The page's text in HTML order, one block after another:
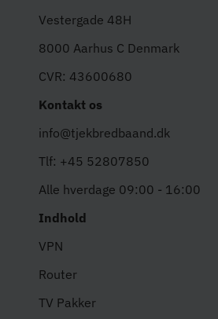
Vestergade 48H
8000 Aarhus C Denmark
CVR: 43600680
Kontakt os
info@tjekbredbaand.dk
Tlf: +45 52807850
Alle hverdage 09:00 - 16:00
Indhold
VPN
Router
TV Pakker